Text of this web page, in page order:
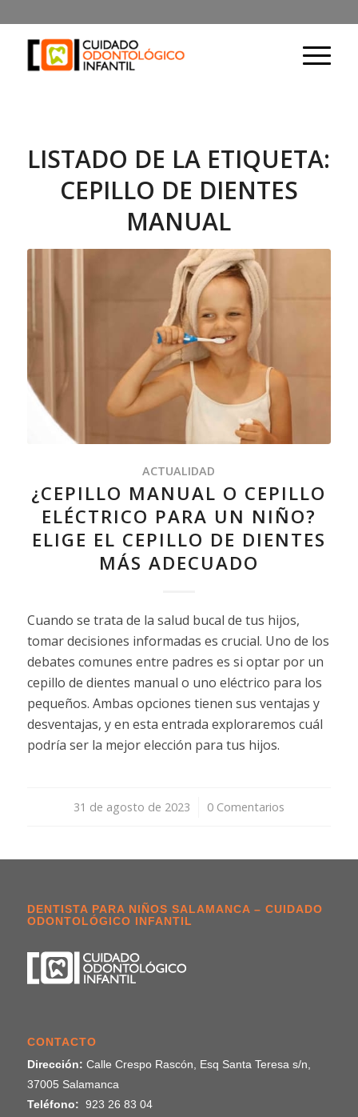
LISTADO DE LA ETIQUETA:
CEPILLO DE DIENTES
MANUAL
ACTUALIDAD
¿CEPILLO MANUAL O CEPILLO
ELÉCTRICO PARA UN NIÑO?
ELIGE EL CEPILLO DE DIENTES
MÁS ADECUADO
Cuando se trata de la salud bucal de tus hijos,
tomar decisiones informadas es crucial. Uno de los
debates comunes entre padres es si optar por un
cepillo de dientes manual o uno eléctrico para los
pequeños. Ambas opciones tienen sus ventajas y
desventajas, y en esta entrada exploraremos cuál
podría ser la mejor elección para tus hijos.
31 de agosto de 2023
/ 0 Comentarios
DENTISTA PARA NIÑOS SALAMANCA – CUIDADO
ODONTOLÓGICO INFANTIL
CONTACTO
Dirección: Calle Crespo Rascón, Esq Santa Teresa s/n,
37005 Salamanca
Teléfono: 923 26 83 04